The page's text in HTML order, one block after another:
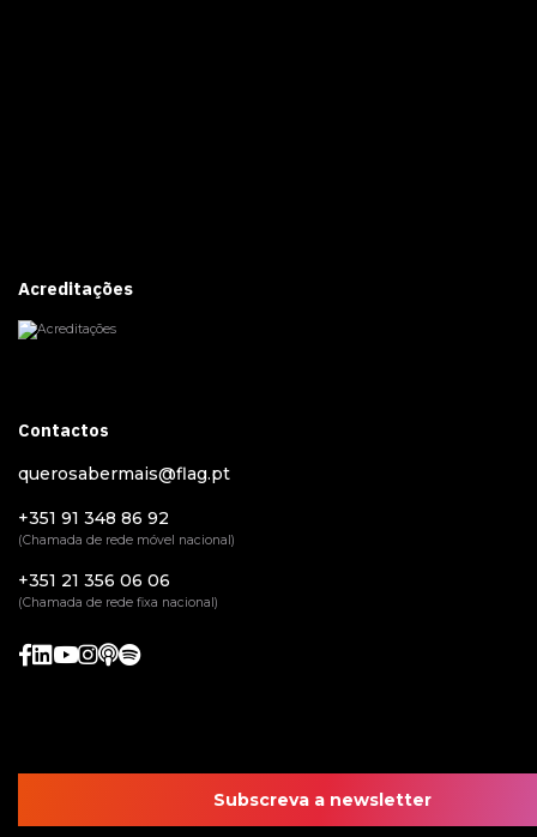
Acreditações
Contactos
querosabermais@flag.pt
+351 91 348 86 92
(Chamada de rede móvel nacional)
+351 21 356 06 06
(Chamada de rede fixa nacional)
Subscreva a newsletter